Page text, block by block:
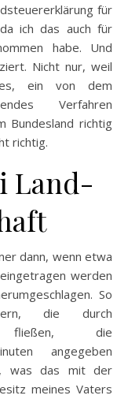
für
ich das auch für
habe. Und
Nicht nur, weil
ein von dem
Verfahren
Bundesland richtig
richtig.
Land-
dann, wenn etwa
werden
So
die durch
fließen, die
angegeben
was das mit der
meines Vaters